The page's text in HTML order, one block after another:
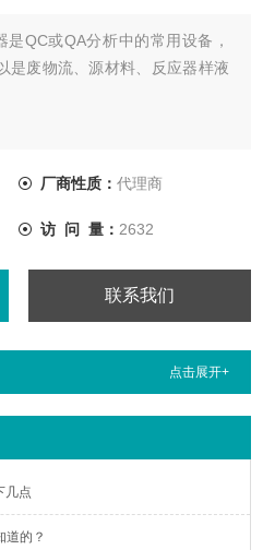
是QC或QA分析中的常用设备，
是废物流、源材料、反应器样液
厂商性质： 代理商
访 问 量： 2632
联系我们
点击展开+
几点
道的？